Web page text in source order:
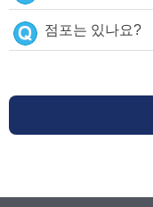
점포는 있나요?